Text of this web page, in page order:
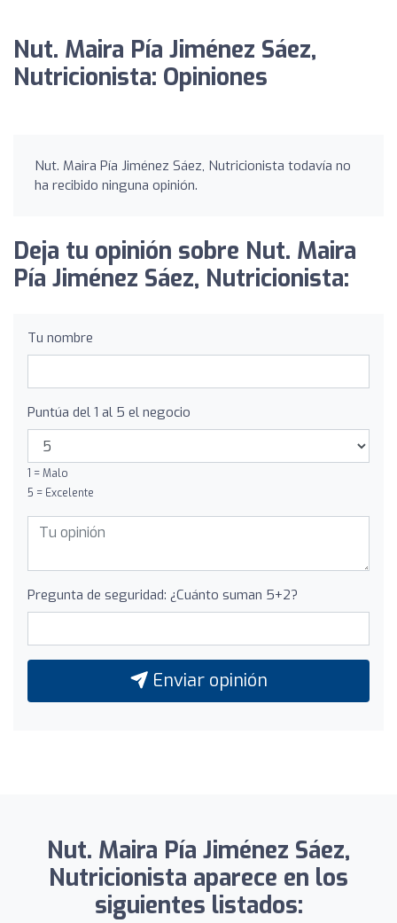
Nut. Maira Pía Jiménez Sáez,
Nutricionista: Opiniones
Nut. Maira Pía Jiménez Sáez, Nutricionista todavía no
ha recibido ninguna opinión.
Deja tu opinión sobre Nut. Maira
Pía Jiménez Sáez, Nutricionista:
Tu nombre
Puntúa del 1 al 5 el negocio
1 = Malo
5 = Excelente
Pregunta de seguridad: ¿Cuánto suman 5+2?
Enviar opinión
Nut. Maira Pía Jiménez Sáez,
Nutricionista aparece en los
siguientes listados: